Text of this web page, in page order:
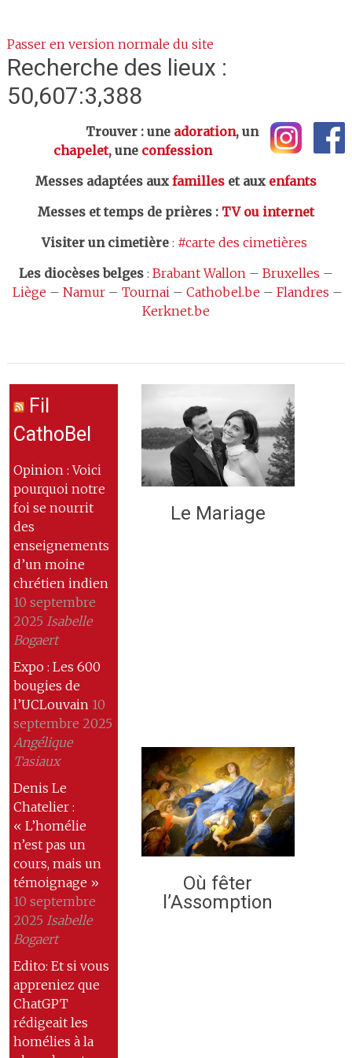
Passer en version normale du site
Recherche des lieux :
50,607:3,388
Trouver : une adoration, un
chapelet, une confession
Messes adaptées aux familleset aux enfants
Messes et temps de prières: TV ou internet
Visiter un cimetière: #carte des cimetières
Les diocèses belges: Brabant Wallon– Bruxelles –
Liège – Namur– Tournai– Cathobel.be – Flandres –
Kerknet.be
Fil
CathoBel
Opinion : Voici
pourquoi notre
foi se nourrit
des
enseignements
d’un moine
chrétien indien
10 septembre
2025 Isabelle
Bogaert
Expo : Les 600
bougies de
l’UCLouvain 10
septembre 2025
Angélique
Tasiaux
Denis Le
Chatelier :
« L’homélie
n’est pas un
cours, mais un
témoignage »
10 septembre
2025 Isabelle
Bogaert
Edito: Et si vous
appreniez que
ChatGPT
rédigeait les
homélies à la
Le Mariage
Où fêter
l’Assomption